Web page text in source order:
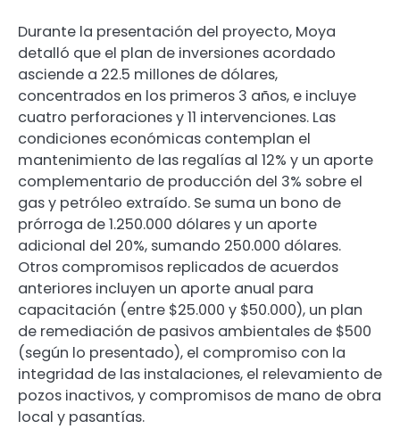
Durante la presentación del proyecto, Moya
detalló que el plan de inversiones acordado
asciende a 22.5 millones de dólares,
concentrados en los primeros 3 años, e incluye
cuatro perforaciones y 11 intervenciones. Las
condiciones económicas contemplan el
mantenimiento de las regalías al 12% y un aporte
complementario de producción del 3% sobre el
gas y petróleo extraído. Se suma un bono de
prórroga de 1.250.000 dólares y un aporte
adicional del 20%, sumando 250.000 dólares.
Otros compromisos replicados de acuerdos
anteriores incluyen un aporte anual para
capacitación (entre $25.000 y $50.000), un plan
de remediación de pasivos ambientales de $500
(según lo presentado), el compromiso con la
integridad de las instalaciones, el relevamiento de
pozos inactivos, y compromisos de mano de obra
local y pasantías.